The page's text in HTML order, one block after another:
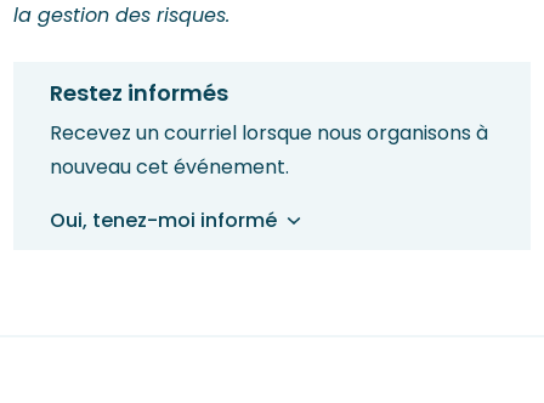
la gestion des risques.
Restez informés
Recevez un courriel lorsque nous organisons à
nouveau cet événement.
Oui, tenez-moi informé